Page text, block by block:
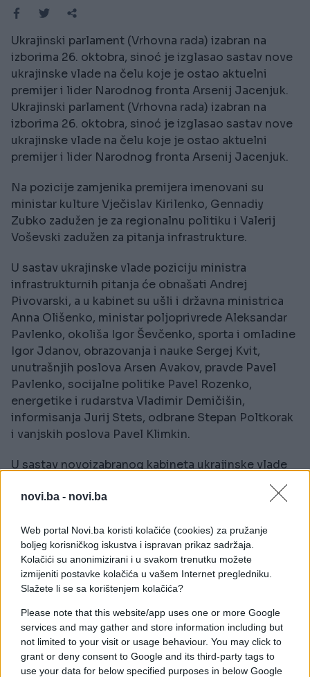
novi.ba - novi.ba
Web portal Novi.ba koristi kolačiće (cookies) za pružanje
boljeg korisničkog iskustva i ispravan prikaz sadržaja.
Kolačići su anonimizirani i u svakom trenutku možete
izmijeniti postavke kolačića u vašem Internet pregledniku.
Slažete li se sa korištenjem kolačića?
Please note that this website/app uses one or more Google
services and may gather and store information including but
not limited to your visit or usage behaviour. You may click to
grant or deny consent to Google and its third-party tags to
use your data for below specified purposes in below Google
Ukrajinski parlament (Vrhovna rada) izabran na
izborima 26. oktobra, sinoć je izglasao sastav nove
ukrajinske vlade na čelu koje je ostao aktuelni
premijer i lider Narodnog fronta Arsenij Jacenjuk.
Ukrajinski parlament (Vrhovna rada) izabran na
izborima 26. oktobra, sinoć je izglasao sastav nove
ukrajinske vlade na čelu koje je ostao aktuelni
premijer i lider Narodnog fronta Arsenij Jacenjuk.
Na pozicije zamjenika premijera imenovani su
ministar kulture Vječislav Kirilenko, Gennadiy
Zubko zadužen je za regionalnu politiku i Valerij
Voševski zadužen za pitanja infrastrukture.
U sastav ukrajinske vlade poziciju ministra
infrastrukturnih pitanja će obnašati Andrej
Pivovarski, a u kabinet su ušli i državna ministrica
Anna Olišenko, ministar poljoprivrede Aleksandar
Pavlenko, okoliša Igor Ševčenko, sporta i omladine
Igor Jdanov, obrazovanja i nauke Sergej Kvit,
unutrašnjih poslova Arsen Avakov, pravde Pavel
Pavlenko, socijalne politike Pavel Rozenko,
energetike i rudarstva Vladimir Demičišin,
informisanja Jurij Stets, odbrane Stepan Poltkorak
i vanjskih poslova Pavel Klimkin.
U sastav novoizabranog kabineta ukrajinske vlade
predsjednika Pavela Porošenka dobili ukrajinsko
Ajvarasu Abramavičiusu porijeklom iz Litvanije,
zdravstva Aleksandru Kvitašviliju porijeklom iz
Gruzije i finansija Natalija Jaresko koja je
državljanin SAD-a, a porijeklom je iz Ukrajine.
Ministri Kvit, Avakov, Pavlenko, Poltorak i Klimkin
su ministri koji su bili i u sastavu ranije vlade
Ukrajine, koja je nakon polaganja svečane zakletve i
zvanično započela sa radom.